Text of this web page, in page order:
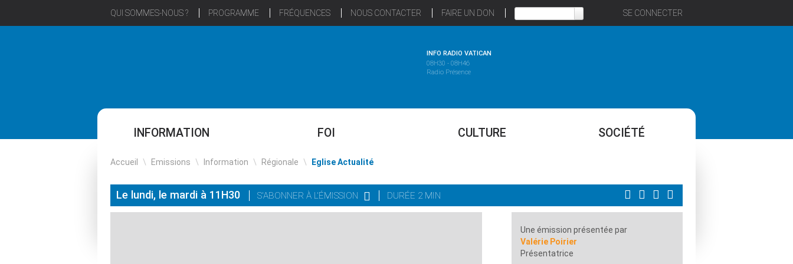
QUI SOMMES-NOUS ? PROGRAMME FRÉQUENCES NOUS CONTACTER FAIRE UN DON SE CONNECTER
INFO RADIO VATICAN
08H30 - 08H46
Radio Présence
INFORMATION FOI CULTURE SOCIÉTÉ
Accueil \ Emissions \ Information \ Régionale \ Eglise Actualité
Le lundi, le mardi à 11H30 S'ABONNER À L'ÉMISSION DURÉE 2 MIN
Une émission présentée par
Valérie Poirier
Présentatrice